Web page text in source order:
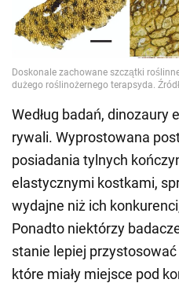
Według badań, dinozaury
rywali. Wyprostowana
posiadania tylnych
elastycznymi kostkami,
wydajne niż ich
Ponadto niektórzy
stanie lepiej
które miały miejsce pod